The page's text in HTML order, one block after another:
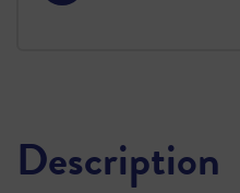
Description